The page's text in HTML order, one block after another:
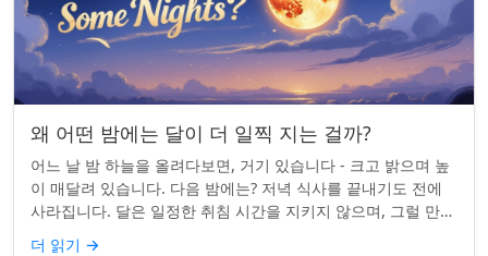
왜 어떤 밤에는 달이 더 일찍 지는 걸까?
어느 날 밤 하늘을 올려다보면, 거기 있습니다 - 크고 밝으며 높
이 매달려 있습니다. 다음 밤에는? 저녁 식사를 끝내기도 전에
사라집니다. 달은 일정한 취침 시간을 지키지 않으며, 그럴 만한
좋은 이유가 있습니다. ...
더 읽기 →